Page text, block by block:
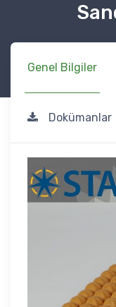
Genel Bilgiler
Dokümanlar